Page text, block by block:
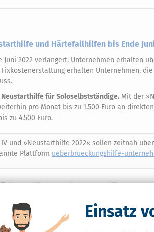
Einsatz
und Härtefallhilfen bis Ende
Juni 2022 verlängert. Unternehmen erhalten
erhalten Unternehmen,
Neustarthilfe für Soloselbstständige. Mit der
pro Monat bis zu 1.500 Euro an
zu 4.500 Euro.
und »Neustarthilfe 2022« sollen zeitnah
Plattform ueberbrueckungshilfe-
IV und Neustarthilfe
Überbrückungshilfe IV
ist weiterhin ein
Fixkosten beträgt 90 Prozent bei einem